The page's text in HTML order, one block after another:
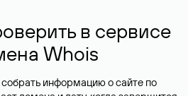
в сервисе
Whois
информацию о сайте по